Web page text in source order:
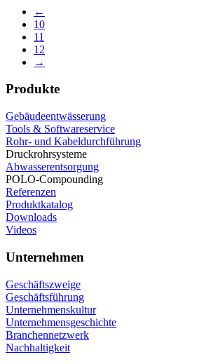
←
10
11
12
→
Produkte
Gebäudeentwässerung
Tools & Softwareservice
Rohr- und Kabeldurchführung
Druckrohrsysteme
Abwasserentsorgung
POLO-Compounding
Referenzen
Produktkatalog
Downloads
Videos
Unternehmen
Geschäftszweige
Geschäftsführung
Unternehmenskultur
Unternehmensgeschichte
Branchennetzwerk
Nachhaltigkeit